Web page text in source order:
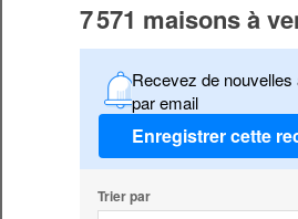
7 571 maisons à
Recevez de nouvelles
par email
Enregistrer cette
Trier par